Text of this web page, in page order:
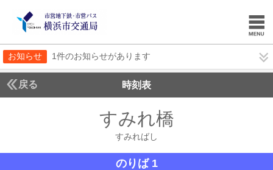
お知らせ 1件のお知らせがあります
戻る 時刻表
すみれ橋
すみればし
のりば 1